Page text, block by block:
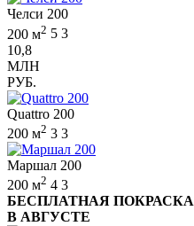
Челси 200
200 м2 5 3
10,8
МЛН
РУБ.
Quattro 200
200 м2 3 3
Маршал 200
200 м2 4 3
БЕСПЛАТНАЯ ПОКРАСКА
В АВГУСТЕ